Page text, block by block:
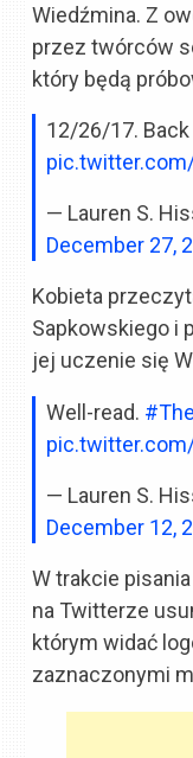
Wiedźmina. Z
przez twórców
który będą
12/26/17.
— Lauren S.
December 27,
Kobieta
Sapkowskiego i
jej uczenie się
Well-read.
— Lauren S.
December 12,
W trakcie
na Twitterze
którym widać
zaznaczonymi